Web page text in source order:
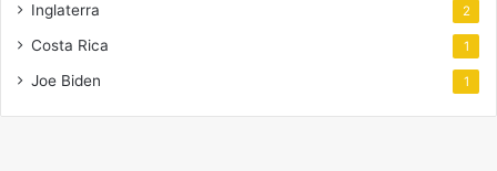
Inglaterra 2
Costa Rica 1
Joe Biden 1